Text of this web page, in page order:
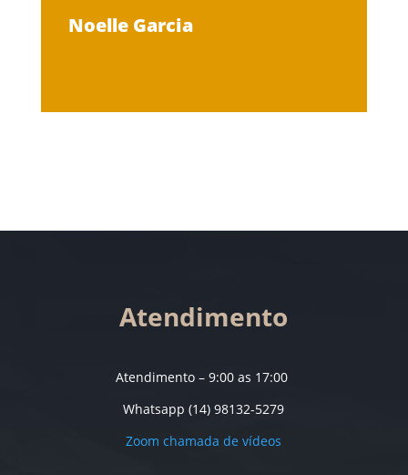
Noelle Garcia
Atendimento
Atendimento – 9:00 as 17:00
Whatsapp (14) 98132-5279
Zoom chamada de vídeos